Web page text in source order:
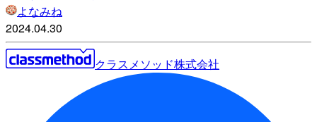
よなみね
2024.04.30
クラスメソッド株式会社